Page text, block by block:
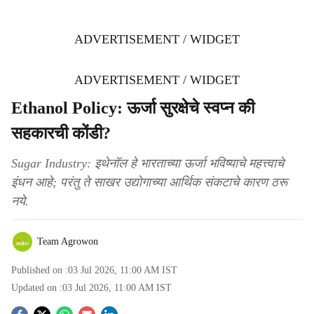
ADVERTISEMENT / WIDGET
ADVERTISEMENT / WIDGET
Ethanol Policy: ऊर्जा सुरक्षेचे स्वप्न की
सहकारची कोंडी?
Sugar Industry: इथेनॉल हे भारताच्या ऊर्जा भविष्याचे महत्त्वाचे
इंधन आहे; परंतु ते साखर उद्योगाच्या आर्थिक संकटाचे कारण ठरू
नये.
Team Agrowon
Published on :03 Jul 2026, 11:00 AM IST
Updated on :03 Jul 2026, 11:00 AM IST